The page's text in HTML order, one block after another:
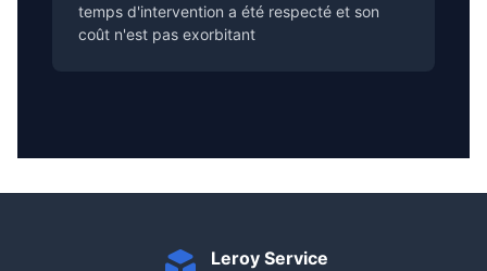
temps d'intervention a été respecté et son
coût n'est pas exorbitant
Leroy Service